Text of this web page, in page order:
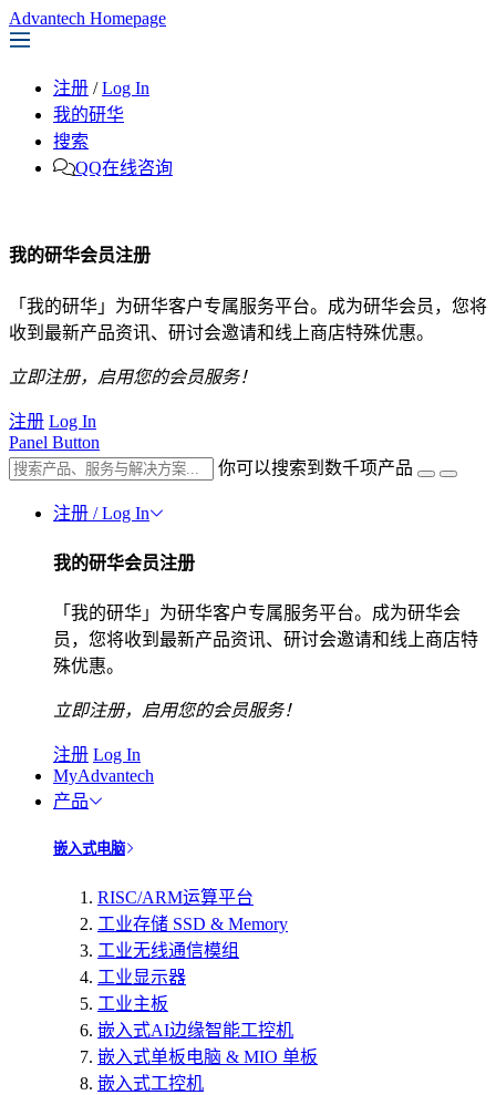
Advantech Homepage
注册 / Log In
我的研华
搜索
QQ在线咨询
我的研华会员注册
「我的研华」为研华客户专属服务平台。成为研华会员，您将
收到最新产品资讯、研讨会邀请和线上商店特殊优惠。
立即注册，启用您的会员服务！
注册 Log In
Panel Button
你可以搜索到数千项产品
注册 / Log In
我的研华会员注册
「我的研华」为研华客户专属服务平台。成为研华会
员，您将收到最新产品资讯、研讨会邀请和线上商店特
殊优惠。
立即注册，启用您的会员服务！
注册 Log In
MyAdvantech
产品
嵌入式电脑
RISC/ARM运算平台
工业存储 SSD & Memory
工业无线通信模组
工业显示器
工业主板
嵌入式AI边缘智能工控机
嵌入式单板电脑 & MIO 单板
嵌入式工控机